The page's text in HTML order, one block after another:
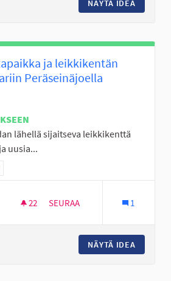
NÄYTÄ IDEA
ja leikkikentän
Peräseinäjoella
lähellä sijaitseva leikkikenttä
uusia...
mukaan: Eteläinen Seinäjoki
22 22 SEURAAJAA
SEURAA 1
NÄYTÄ IDEA